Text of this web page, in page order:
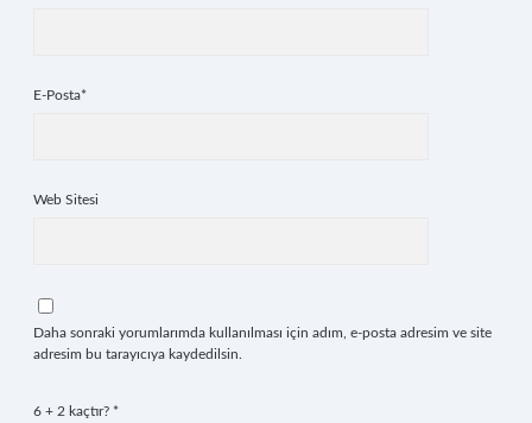
E-Posta*
Web Sitesi
Daha sonraki yorumlarımda kullanılması için adım, e-posta adresim ve site
adresim bu tarayıcıya kaydedilsin.
6 + 2 kaçtır? *